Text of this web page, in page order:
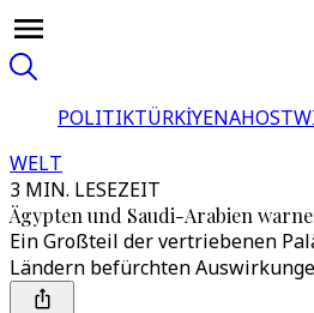
POLITIKTÜRKİYENAHOST
WELT
3 MIN. LESEZEIT
Ägypten und Saudi-Arabien
Ein Großteil der vertriebenen
Ländern befürchten